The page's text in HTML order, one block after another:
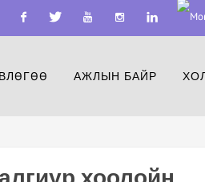
АЖЛЫН БАЙР